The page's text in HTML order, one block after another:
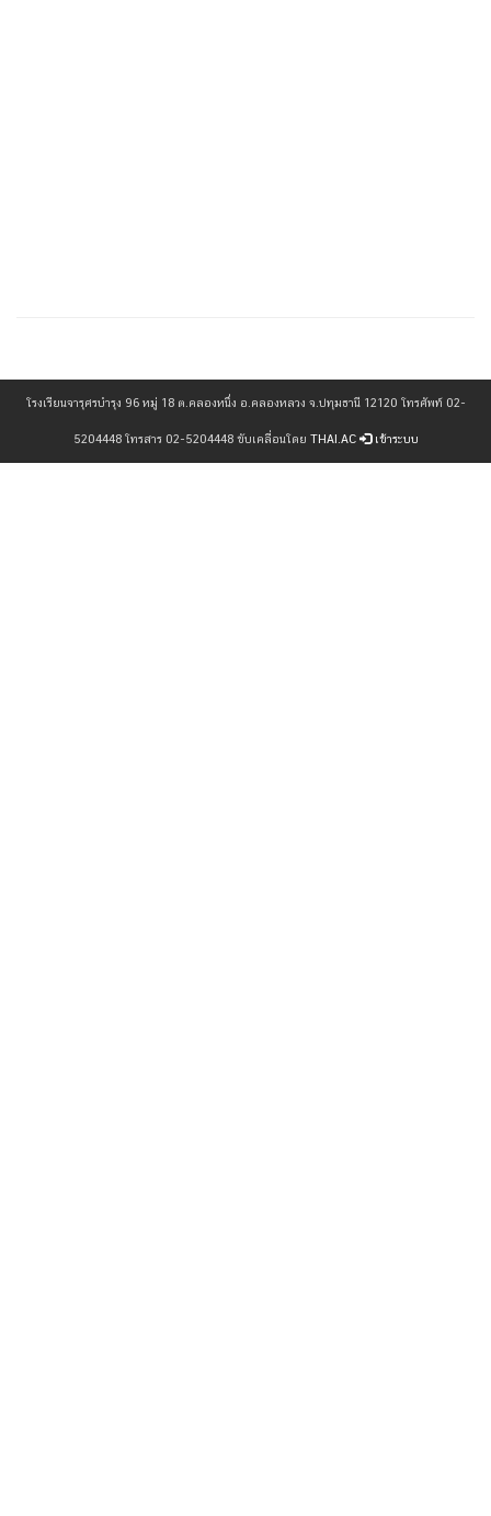
โรงเรียนจารุศรบำรุง 96 หมู่ 18 ต.คลองหนึ่ง อ.คลองหลวง จ.ปทุมธานี 12120 โทรศัพท์ 02-
5204448 โทรสาร 02-5204448 ขับเคลื่อนโดย THAI.AC เข้าระบบ